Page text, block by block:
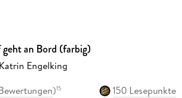
an Bord (farbig)
Engelking
)15
150 Lesepunkte